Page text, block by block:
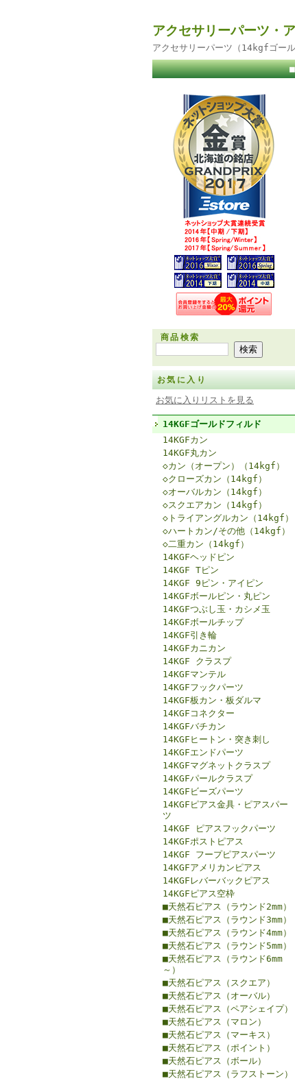
アクセサリーパーツ・
アクセサリーパーツ（14kgfゴー
商品検索
お気に入り
お気に入りリストを見る
14KGFゴールドフィルド
14KGFカン
14KGF丸カン
◇カン（オープン）（14kgf）
◇クローズカン（14kgf）
◇オーバルカン（14kgf）
◇スクエアカン（14kgf）
◇トライアングルカン（14kgf）
◇ハートカン/その他（14kgf）
◇二重カン（14kgf）
14KGFヘッドピン
14KGF Tピン
14KGF 9ピン・アイピン
14KGFボールピン・丸ピン
14KGFつぶし玉・カシメ玉
14KGFボールチップ
14KGF引き輪
14KGFカニカン
14KGF クラスプ
14KGFマンテル
14KGFフックパーツ
14KGF板カン・板ダルマ
14KGFコネクター
14KGFバチカン
14KGFヒートン・突き刺し
14KGFエンドパーツ
14KGFマグネットクラスプ
14KGFパールクラスプ
14KGFビーズパーツ
14KGFピアス金具・ピアスパー
ツ
14KGF ピアスフックパーツ
14KGFポストピアス
14KGF フープピアスパーツ
14KGFアメリカンピアス
14KGFレバーバックピアス
14KGFピアス空枠
■天然石ピアス（ラウンド2mm）
■天然石ピアス（ラウンド3mm）
■天然石ピアス（ラウンド4mm）
■天然石ピアス（ラウンド5mm）
■天然石ピアス（ラウンド6mm
～）
■天然石ピアス（スクエア）
■天然石ピアス（オーバル）
■天然石ピアス（ペアシェイプ）
■天然石ピアス（マロン）
■天然石ピアス（マーキス）
■天然石ピアス（ポイント）
■天然石ピアス（ボール）
■天然石ピアス（ラフストーン）